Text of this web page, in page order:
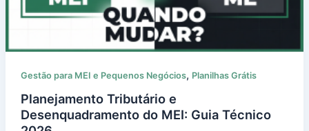
Gestão para MEI e Pequenos Negócios, Planilhas Grátis
Planejamento Tributário e
Desenquadramento do MEI: Guia Técnico